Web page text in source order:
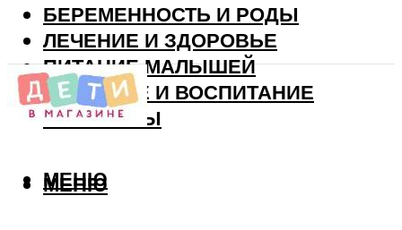
БЕРЕМЕННОСТЬ И РОДЫ
ЛЕЧЕНИЕ И ЗДОРОВЬЕ
ПИТАНИЕ МАЛЫШЕЙ
РАЗВИТИЕ И ВОСПИТАНИЕ
ВИТАМИНЫ
МЕНЮ
МЕНЮ